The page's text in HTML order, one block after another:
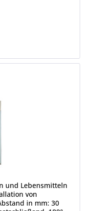
und Lebensmitteln
von
in mm: 30